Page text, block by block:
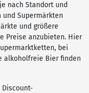
nach Standort und
Supermärkten
und größere
Preise anzubieten. Hier
bei
alkoholfreie Bier finden